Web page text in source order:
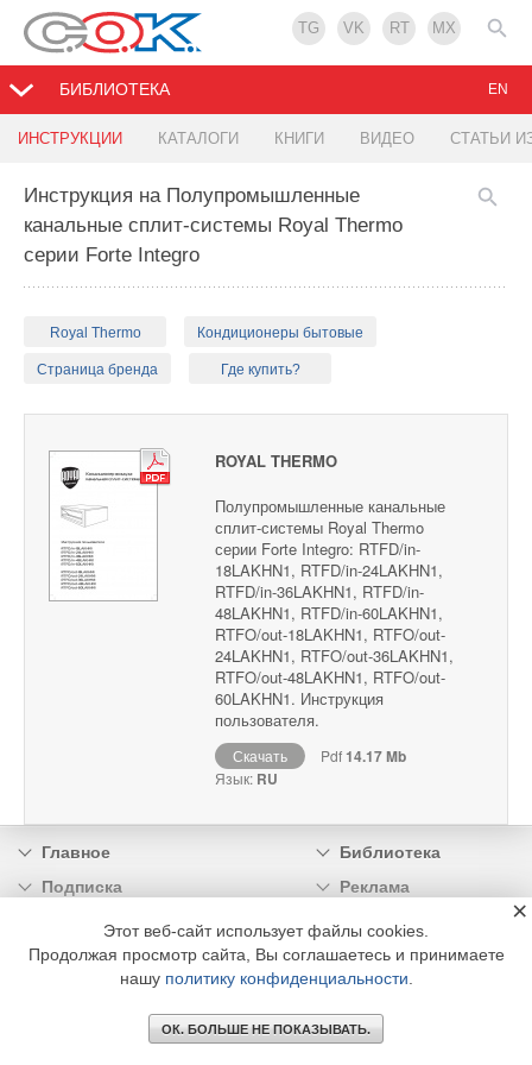
TG VK RT MX
БИБЛИОТЕКА
ИНСТРУКЦИИ КАТАЛОГИ КНИГИ ВИДЕО СТАТЬИ
EN
Инструкция на Полупромышленные
канальные сплит-системы Royal Thermo
серии Forte Integro
Royal Thermo Кондиционеры бытовые
Страница бренда Где купить?
ROYAL THERMO
Полупромышленные канальные
сплит-системы Royal Thermo
серии Forte Integro: RTFD/in-
18LAKHN1, RTFD/in-24LAKHN1,
RTFD/in-36LAKHN1, RTFD/in-
48LAKHN1, RTFD/in-60LAKHN1,
RTFO/out-18LAKHN1, RTFO/out-
24LAKHN1, RTFO/out-36LAKHN1,
RTFO/out-48LAKHN1, RTFO/out-
60LAKHN1. Инструкция
пользователя.
Скачать Pdf14.17 Mb
Язык: RU
Главное
Библиотека
Подписка
Реклама
Информация
© 2002 - 2026 OOO Издательский дом «МЕДИА ТЕХНОЛОДЖИ» +7 (495) 665-00-
Этот веб-сайт использует файлы cookies.
Продолжая просмотр сайта, Вы соглашаетесь и принимаете
нашу политику конфиденциальности
ОК. БОЛЬШЕ НЕ ПОКАЗЫВАТЬ.
×